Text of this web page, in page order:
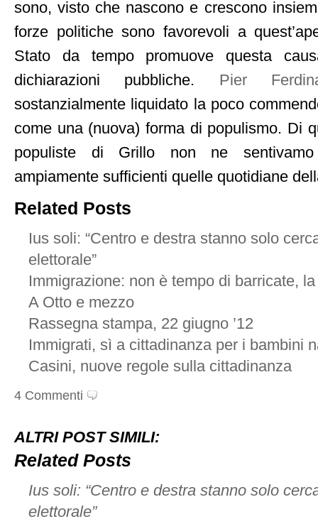
sono, visto che nascono e crescono
forze politiche sono favorevoli a
Stato da tempo promuove questa
dichiarazioni pubbliche. Pier
sostanzialmente liquidato la poco
come una (nuova) forma di populismo. Di
populiste di Grillo non ne
ampiamente sufficienti quelle quotidiane
Related Posts
Ius soli: “Centro e destra stanno solo
elettorale”
Immigrazione: non è tempo di barricate,
A Otto e mezzo
Rassegna stampa, 22 giugno ’12
Immigrati, sì a cittadinanza per i bambini
Casini, nuove regole sulla cittadinanza
4 Commenti
ALTRI POST SIMILI:
Related Posts
Ius soli: “Centro e destra stanno solo
elettorale”